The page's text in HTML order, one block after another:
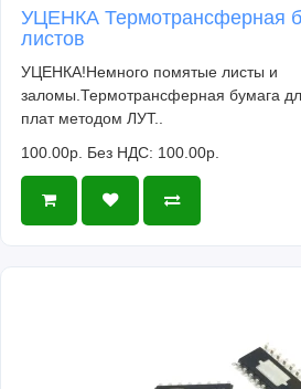
УЦЕНКА Термотрансферная
листов
УЦЕНКА!Немного помятые листы и
заломы.Термотрансферная бумага
плат методом ЛУТ..
100.00р. Без НДС: 100.00р.